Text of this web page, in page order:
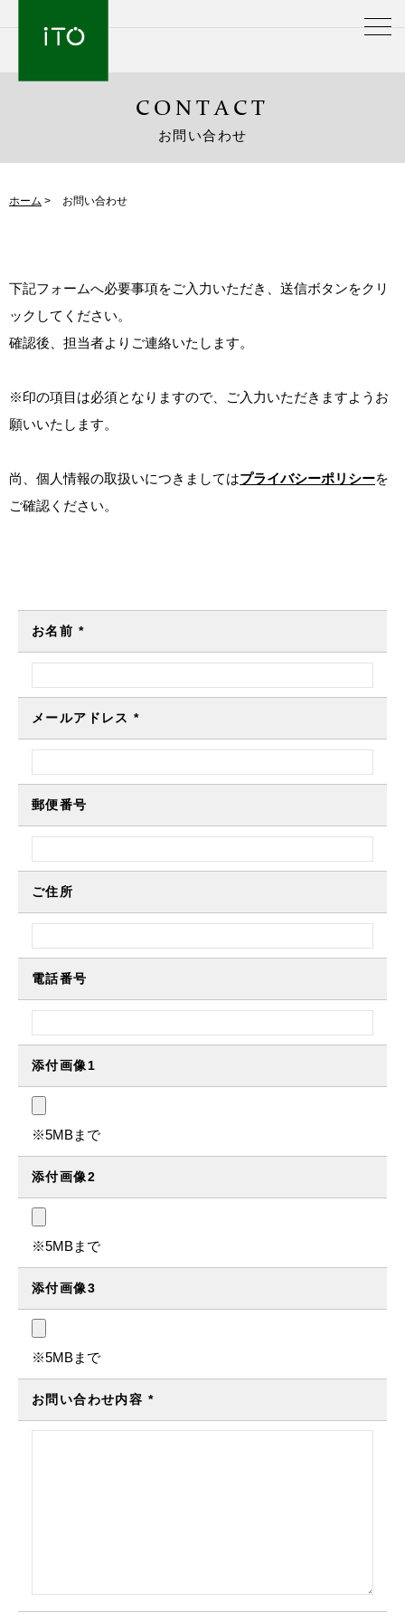
CONTACT
お問い合わせ
ホーム > お問い合わせ
下記フォームへ必要事項をご入力いただき、送信ボタンをクリ
ックしてください。
確認後、担当者よりご連絡いたします。
※印の項目は必須となりますので、ご入力いただきますようお
願いいたします。
尚、個人情報の取扱いにつきましてはプライバシーポリシーを
ご確認ください。
お名前 *
メールアドレス*
郵便番号
ご住所
電話番号
添付画像1
※5MBまで
添付画像2
※5MBまで
添付画像3
※5MBまで
お問い合わせ内容 *